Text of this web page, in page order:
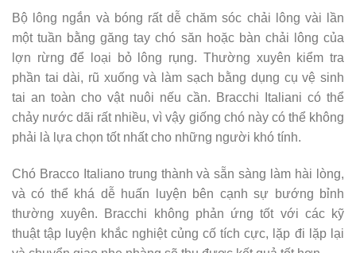
Bộ lông ngắn và bóng rất dễ chăm sóc chải lông vài lần
một tuần bằng găng tay chó săn hoặc bàn chải lông của
lợn rừng để loại bỏ lông rụng. Thường xuyên kiểm tra
phần tai dài, rũ xuống và làm sạch bằng dụng cụ vệ sinh
tai an toàn cho vật nuôi nếu cần. Bracchi Italiani có thể
chảy nước dãi rất nhiều, vì vậy giống chó này có thể không
phải là lựa chọn tốt nhất cho những người khó tính.
Chó Bracco Italiano trung thành và sẵn sàng làm hài lòng,
và có thể khá dễ huấn luyện bên cạnh sự bướng bỉnh
thường xuyên. Bracchi không phản ứng tốt với các kỹ
thuật tập luyện khắc nghiệt củng cố tích cực, lặp đi lặp lại